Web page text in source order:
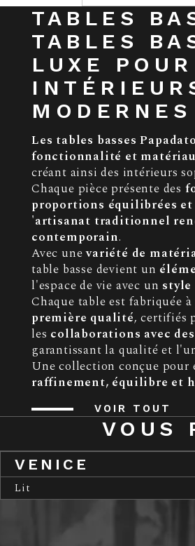
TABLES
TABLES
LUXE POUR
MODERNES
Les tables basses
fonctionnalité et
créant ainsi des intérieurs
Chaque pièce présente des
proportions équilibrées
'artisanat traditionnel
contemporain.
Avec unevariété de
table basse devient un
l'espace de vie avec un
Chaque table est fabriquée
première qualité, certifiés
les collaborations avec
garantissant la qualité et
Une collection conçue pour
raffinement, équilibre et
VOIR TOUT
VOUS
VENICE
Lit